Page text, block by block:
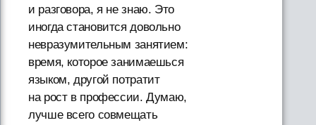
и разговора, я не знаю. Это
иногда становится довольно
невразумительным занятием:
время, которое занимаешься
языком, другой потратит
на рост в профессии. Думаю,
лучше всего совмещать